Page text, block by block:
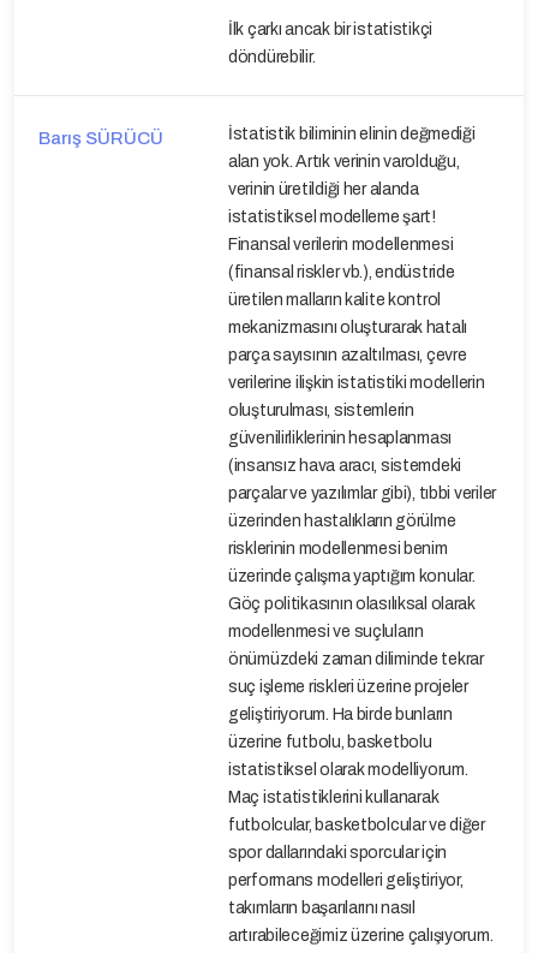
İlk çarkı ancak bir istatistikçi
döndürebilir.
Barış SÜRÜCÜ
İstatistik biliminin elinin değmediği
alan yok. Artık verinin varolduğu,
verinin üretildiği her alanda
istatistiksel modelleme şart!
Finansal verilerin modellenmesi
(finansal riskler vb.), endüstride
üretilen malların kalite kontrol
mekanizmasını oluşturarak hatalı
parça sayısının azaltılması, çevre
verilerine ilişkin istatistiki modellerin
oluşturulması, sistemlerin
güvenilirliklerinin hesaplanması
(insansız hava aracı, sistemdeki
parçalar ve yazılımlar gibi), tıbbi veriler
üzerinden hastalıkların görülme
risklerinin modellenmesi benim
üzerinde çalışma yaptığım konular.
Göç politikasının olasılıksal olarak
modellenmesi ve suçluların
önümüzdeki zaman diliminde tekrar
suç işleme riskleri üzerine projeler
geliştiriyorum. Ha birde bunların
üzerine futbolu, basketbolu
istatistiksel olarak modelliyorum.
Maç istatistiklerini kullanarak
futbolcular, basketbolcular ve diğer
spor dallarındaki sporcular için
performans modelleri geliştiriyor,
takımların başarılarını nasıl
artırabileceğimiz üzerine çalışıyorum.